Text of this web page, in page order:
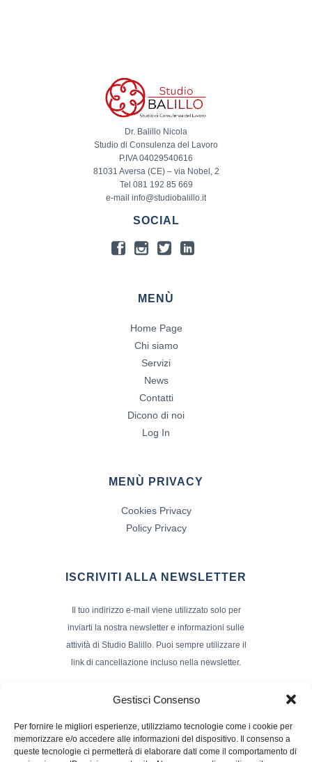
Gestisci Consenso
Per fornire le migliori esperienze, utilizziamo tecnologie come i cookie per
memorizzare e/o accedere alle informazioni del dispositivo. Il consenso a
queste tecnologie ci permetterà di elaborare dati come il comportamento di
Dr. Balillo Nicola
Studio di Consulenza del Lavoro
P.IVA 04029540616
81031 Aversa (CE) – via Nobel, 2
Tel 081 192 85 669
e-mail info@studiobalillo.it
SOCIAL
MENÙ
Home Page
Chi siamo
Servizi
News
Contatti
Dicono di noi
Log In
MENÙ PRIVACY
Cookies Privacy
Policy Privacy
ISCRIVITI ALLA NEWSLETTER
Il tuo indirizzo e-mail viene utilizzato solo per
inviarti la nostra newsletter e informazioni sulle
attività di Studio Balillo. Puoi sempre utilizzare il
link di cancellazione incluso nella newsletter.
Nome e Cognome